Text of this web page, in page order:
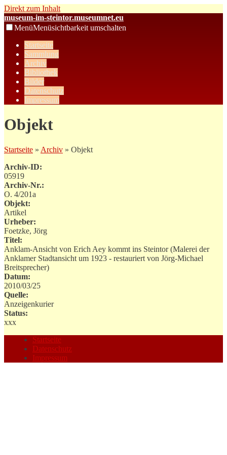
Direkt zum Inhalt
museum-im-steintor.museumnet.eu
MenüMenüsichtbarkeit umschalten
Startseite
Sammlung
Archiv
Bibliothek
Bilder
Datenschutz
Impressum
Objekt
Startseite » Archiv » Objekt
Archiv-ID:
05919
Archiv-Nr.:
O. 4/201a
Objekt:
Artikel
Urheber:
Foetzke, Jörg
Titel:
Anklam-Ansicht von Erich Aey kommt ins Steintor (Malerei der
Anklamer Stadtansicht um 1923 - restauriert von Jörg-Michael
Breitsprecher)
Datum:
2010/03/25
Quelle:
Anzeigenkurier
Status:
xxx
Startseite
Datenschutz
Impressum